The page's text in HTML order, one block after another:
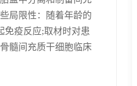
局限性：随着年龄的
免疫反应;取材时对患
髓间充质干细胞临床